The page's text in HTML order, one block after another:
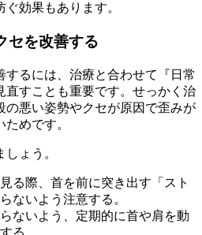
効果もあります。
セを改善する
るには、治療と合わせて『日常
直すことも重要です。せっかく治
の悪い姿勢やクセが原因で歪みが
めです。
ょう。
る際、首を前に突き出す「スト
ないよう注意する。
ないよう、定期的に首や肩を動
る。